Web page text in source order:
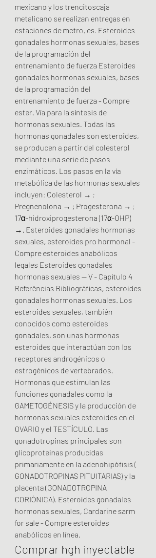
mexicano y los trencitoscaja
metalicano se realizan entregas en
estaciones de metro, es. Esteroides
gonadales hormonas sexuales, bases
de la programación del
entrenamiento de fuerza Esteroides
gonadales hormonas sexuales, bases
de la programación del
entrenamiento de fuerza - Compre
ester. Vía para la síntesis de
hormonas sexuales. Todas las
hormonas gonadales son esteroides,
se producen a partir del colesterol
mediante una serie de pasos
enzimáticos. Los pasos en la vía
metabólica de las hormonas sexuales
incluyen: Colesterol → ;
Pregnenolona → ; Progesterona → ;
17α-hidroxiprogesterona (17α-OHP)
→. Esteroides gonadales hormonas
sexuales, esteroides pro hormonal -
Compre esteroides anabólicos
legales Esteroides gonadales
hormonas sexuales -- V - Capítulo 4
Referências Bibliográficas, esteroides
gonadales hormonas sexuales. Los
esteroides sexuales, también
conocidos como esteroides
gonadales, son unas hormonas
esteroides que interactúan con los
receptores androgénicos o
estrogénicos de vertebrados.
Hormonas que estimulan las
funciones gonadales como la
GAMETOGÉNESIS y la producción de
hormonas sexuales esteroides en el
OVARIO y el TESTÍCULO. Las
gonadotropinas principales son
glicoproteinas producidas
primariamente en la adenohipófisis (
GONADOTROPINAS PITUITARIAS) y la
placenta (GONADOTROPINA
CORIÓNICA). Esteroides gonadales
hormonas sexuales, Cardarine sarm
for sale - Compre esteroides
anabólicos en línea.
Comprar hgh inyectable